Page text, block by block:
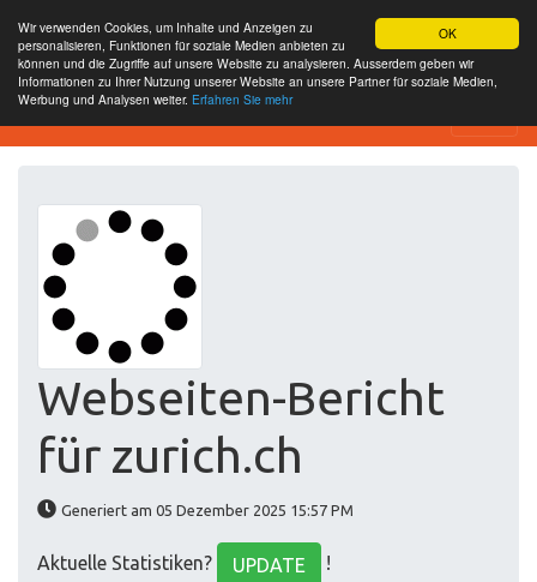
OK
Wir verwenden Cookies, um Inhalte und Anzeigen zu
personalisieren, Funktionen für soziale Medien anbieten zu
können und die Zugriffe auf unsere Website zu analysieren. Ausserdem geben wir
Informationen zu Ihrer Nutzung unserer Website an unsere Partner für soziale Medien,
Werbung und Analysen weiter. Erfahren Sie mehr
Website-SEO-Überprüfung
Webseiten-Bericht
für zurich.ch
Generiert am 05 Dezember 2025 15:57 PM
Aktuelle Statistiken? UPDATE !